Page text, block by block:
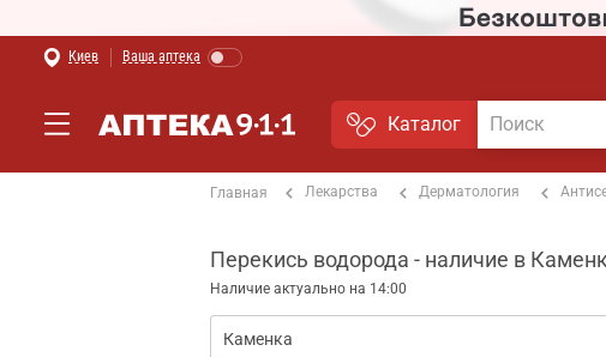
Киев Ваша аптека
Каталог
Главная Лекарства Дерматология
Перекись водорода - наличие в
Наличие актуально на 14:00